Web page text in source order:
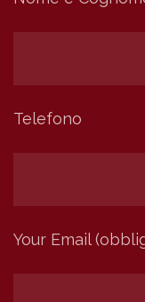
Telefono
Your Email